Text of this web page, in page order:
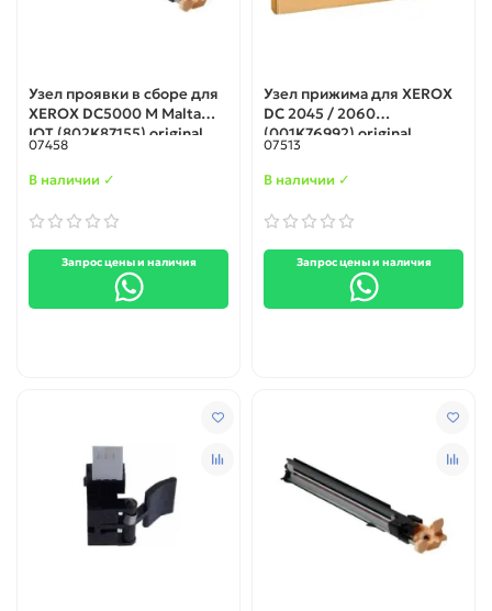
Узел проявки в сборе для
XEROX DC5000 M Malta
IOT (802K87155) original
07458
В наличии ✓
Запрос цены и наличия
Узел прижима для XEROX
DC 2045 / 2060
(001K76992) original
07513
В наличии ✓
Запрос цены и наличия